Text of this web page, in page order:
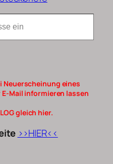
Neuerscheinung eines
Mail informieren lassen
gleich hier.
>>HIER<<